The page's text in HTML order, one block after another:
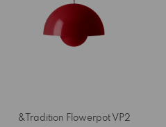
&Tradition Flowerpot VP2